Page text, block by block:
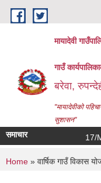
Skip to main content
मायादेवी
गाउँ
बरेवा,
"मायादेवीको
सुशासन"
समाचार 17/
You are
Home » वार्षिक गाउँ विकास